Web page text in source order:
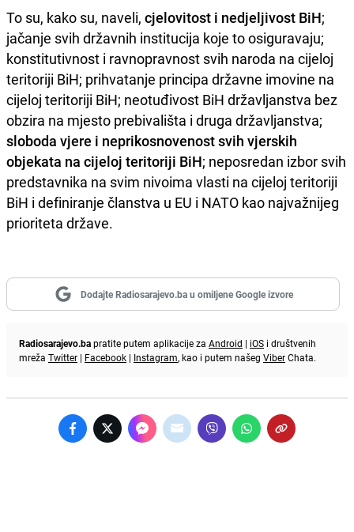
To su, kako su, naveli, cjelovitost i nedjeljivost BiH;
jačanje svih državnih institucija koje to osiguravaju;
konstitutivnost i ravnopravnost svih naroda na cijeloj
teritoriji BiH; prihvatanje principa državne imovine na
cijeloj teritoriji BiH; neotuđivost BiH državljanstva bez
obzira na mjesto prebivališta i druga državljanstva;
sloboda vjere i neprikosnovenost svih vjerskih
objekata na cijeloj teritoriji BiH; neposredan izbor svih
predstavnika na svim nivoima vlasti na cijeloj teritoriji
BiH i definiranje članstva u EU i NATO kao najvažnijeg
prioriteta države.
Dodajte Radiosarajevo.ba u omiljene Google izvore
Radiosarajevo.bapratite putem aplikacije za Android | iOS i društvenih
mreža Twitter | Facebook | Instagram, kao i putem našeg ViberChata.